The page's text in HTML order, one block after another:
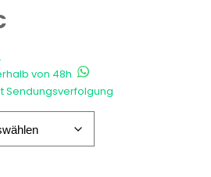
P
e
i
s
von 48h
Sendungsverfolgung